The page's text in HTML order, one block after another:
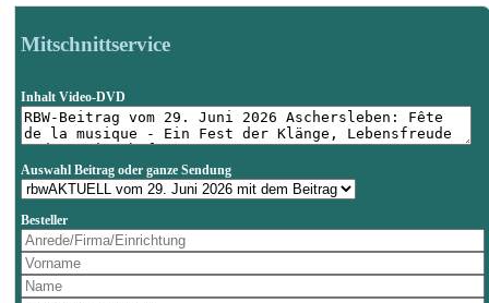
Mitschnittservice
Inhalt Video-DVD
Auswahl Beitrag oder ganze Sendung
Besteller